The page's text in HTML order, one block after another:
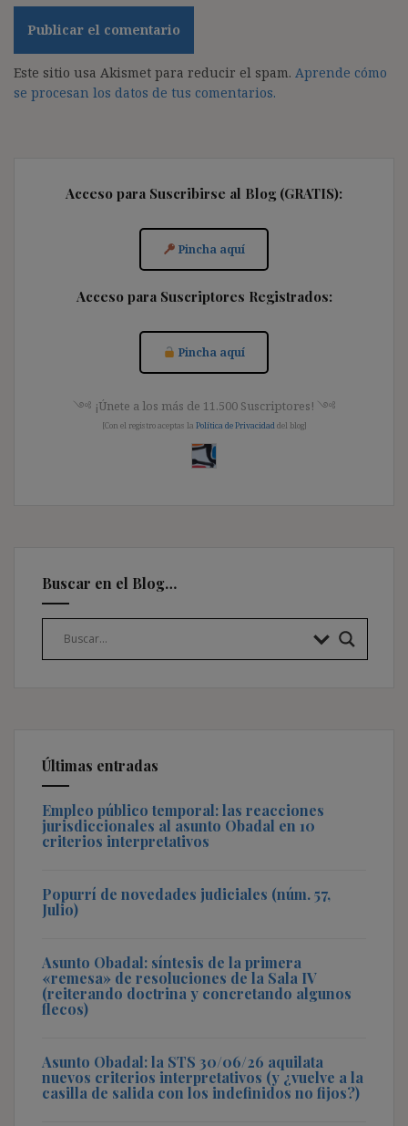
Este sitio usa Akismet para reducir el spam. Aprende cómo
se procesan los datos de tus comentarios.
Acceso para Suscribirse al Blog (GRATIS):
Pincha aquí
Acceso para Suscriptores Registrados:
Pincha aquí
༺ ¡Únete a los más de 11.500 Suscriptores! ༺
[Con el registro aceptas la Política de Privacidad del blog]
Buscar en el Blog…
Últimas entradas
Empleo público temporal: las reacciones
jurisdiccionales al asunto Obadal en 10
criterios interpretativos
Popurrí de novedades judiciales (núm. 57,
Julio)
Asunto Obadal: síntesis de la primera
«remesa» de resoluciones de la Sala IV
(reiterando doctrina y concretando algunos
flecos)
Asunto Obadal: la STS 30/06/26 aquilata
nuevos criterios interpretativos (y ¿vuelve a la
casilla de salida con los indefinidos no fijos?)